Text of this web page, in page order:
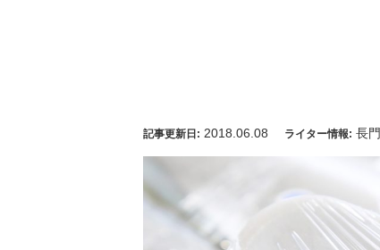
記事更新日: 2018.06.08 ライター情報: 長